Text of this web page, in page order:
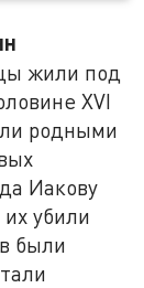
жили под
XVI
родными
Иакову
убили
были